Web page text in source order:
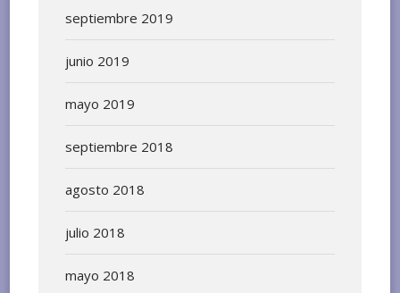
septiembre 2019
junio 2019
mayo 2019
septiembre 2018
agosto 2018
julio 2018
mayo 2018